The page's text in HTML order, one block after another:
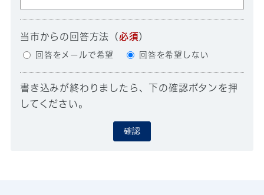
当市からの回答方法 （必須）
回答をメールで希望 回答を希望しない
書き込みが終わりましたら、下の確認ボタンを押
してください。
確認